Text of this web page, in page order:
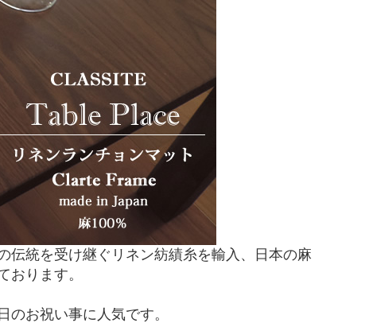
伝統を受け継ぐリネン紡績糸を輸入、日本の麻
おります。
お祝い事に人気です。